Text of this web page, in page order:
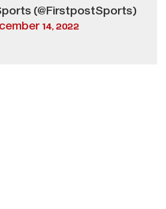
(@FirstpostSports)
14, 2022